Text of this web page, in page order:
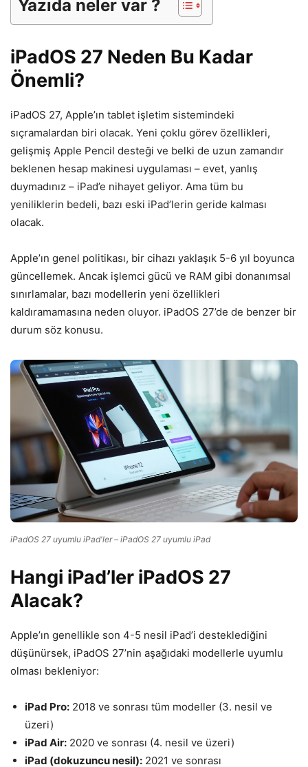
Yazıda neler var ?
iPadOS 27 Neden Bu Kadar
Önemli?
iPadOS 27, Apple’ın tablet işletim sistemindeki
sıçramalardan biri olacak. Yeni çoklu görev özellikleri,
gelişmiş Apple Pencil desteği ve belki de uzun zamandır
beklenen hesap makinesi uygulaması – evet, yanlış
duymadınız – iPad’e nihayet geliyor. Ama tüm bu
yeniliklerin bedeli, bazı eski iPad’lerin geride kalması
olacak.
Apple’ın genel politikası, bir cihazı yaklaşık 5-6 yıl boyunca
güncellemek. Ancak işlemci gücü ve RAM gibi donanımsal
sınırlamalar, bazı modellerin yeni özellikleri
kaldıramamasına neden oluyor. iPadOS 27’de de benzer bir
durum söz konusu.
iPadOS 27 uyumlu iPad'ler – iPadOS 27 uyumlu iPad
Hangi iPad’ler iPadOS 27
Alacak?
Apple’ın genellikle son 4-5 nesil iPad’i desteklediğini
düşünürsek, iPadOS 27’nin aşağıdaki modellerle uyumlu
olması bekleniyor:
iPad Pro: 2018 ve sonrası tüm modeller (3. nesil ve
üzeri)
iPad Air: 2020 ve sonrası (4. nesil ve üzeri)
iPad (dokuzuncu nesil): 2021 ve sonrası